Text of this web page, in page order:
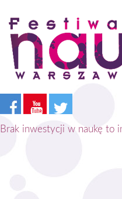
Przejdź
treści
Brak inwestycji w naukę to